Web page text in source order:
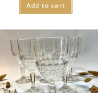
Add to cart